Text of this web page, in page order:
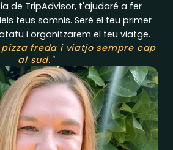
de TripAdvisor, t'ajudaré a fer
teus somnis. Seré el teu primer
i organitzarem el teu viatge.
pizza freda i viatjo sempre cap
al sud."